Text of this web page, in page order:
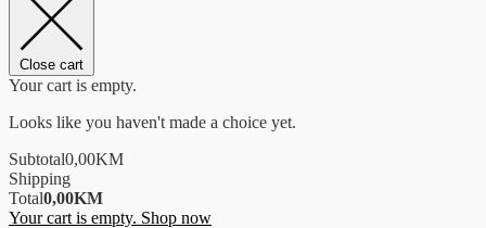
Close cart
Your cart is empty.
Looks like you haven't made a choice yet.
Subtotal0,00KM
Shipping
Total0,00KM
Your cart is empty. Shop now